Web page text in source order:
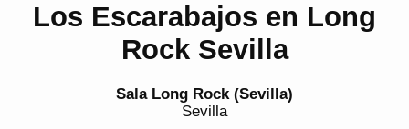
Los Escarabajos en Long
Rock Sevilla
Sala Long Rock (Sevilla)
Sevilla